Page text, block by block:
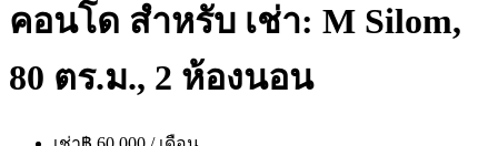
คอนโด สำหรับ เช่า: M Silom,
80 ตร.ม., 2 ห้องนอน